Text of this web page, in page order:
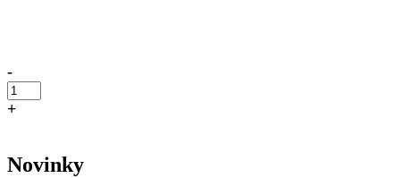
-
+
Novinky